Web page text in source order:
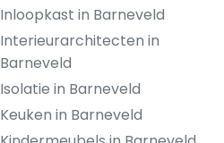
Inloopkast in Barneveld
Interieurarchitecten in
Barneveld
Isolatie in Barneveld
Keuken in Barneveld